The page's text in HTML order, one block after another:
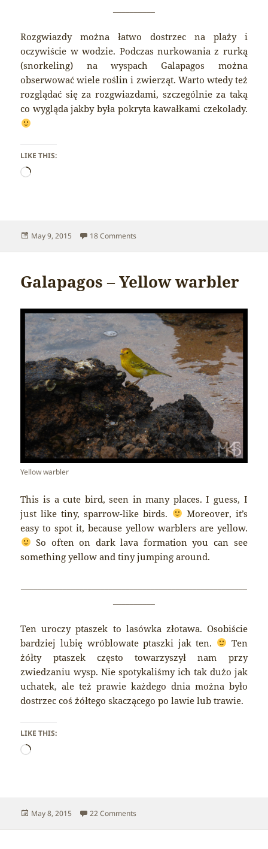
Rozgwiazdy można łatwo dostrzec na plaży i
oczywiście w wodzie. Podczas nurkowania z rurką
(snorkeling) na wyspach Galapagos można
obserwować wiele roślin i zwierząt. Warto wtedy też
rozglądać się za rozgwiazdami, szczególnie za taką
co wygląda jakby była pokryta kawałkami czekolady.
LIKE THIS:
Loading…
Posted
May 9, 2015 18 Comments
Galapagos – Yellow warbler
Yellow warbler
This is a cute bird, seen in many places. I guess, I
just like tiny, sparrow-like birds.
Moreover, it’s
easy to spot it, because yellow warblers are yellow.
So often on dark lava formation you can see
something yellow and tiny jumping around.
Ten uroczy ptaszek to lasówka złotawa. Osobiście
bardziej lubię wróblowate ptaszki jak ten.
Ten
żółty ptaszek często towarzyszył nam przy
zwiedzaniu wysp. Nie spotykaliśmy ich tak dużo jak
uchatek, ale też prawie każdego dnia można było
dostrzec coś żółtego skaczącego po lawie lub trawie.
LIKE THIS:
Loading…
Posted
May 8, 2015 22 Comments